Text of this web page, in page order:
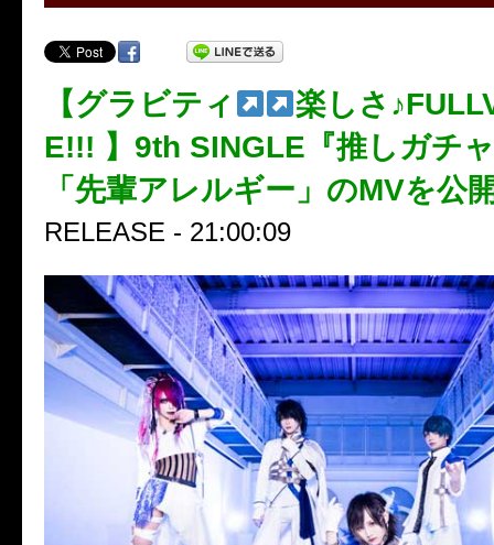
【グラビティ
楽しさ
E!!! 】9th SINGLE『推しガチ
「先輩アレルギー」のMVを公
RELEASE - 21:00:09